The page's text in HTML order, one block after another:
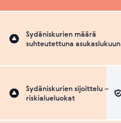
Sydäniskurien määrä
suhteutettuna asukaslukuun
Sydäniskurien sijoittelu –
riskialueluokat